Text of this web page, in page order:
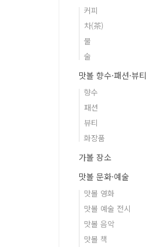
커피
차(茶)
물
술
맛볼 향수·패션·뷰티
향수
패션
뷰티
화장품
가볼 장소
맛볼 문화·예술
맛볼 영화
맛볼 예술 전시
맛볼 음악
맛볼 책